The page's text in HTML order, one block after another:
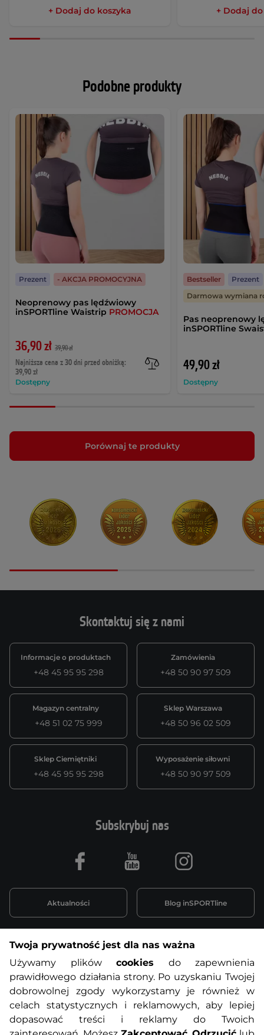
+ Dodaj do koszyka + Dodaj
Podobne produkty
Neoprenowy pas lędźwiowy
inSPORTline Waistrip PROMOCJA
36,90 zł 39,90 zł
Najniższa cena z 30 dni przed obniżką:
39,90 zł
Dostępny
Prezent - AKCJA PROMOCYJNA
Pas neoprenowy
inSPORTline
49,90 zł
Dostępny
Bestseller
Prezent
Darmowa wymiana
Porównaj te produkty
Skontaktuj się z nami
Informacje o produktach
+48 45 95 95 298
Zamówienia
+48 50 90 97 509
Magazyn centralny
+48 51 02 75 999
Sklep Warszawa
+48 50 96 02 509
Sklep Ciemiętniki
+48 45 95 95 298
Wyposażenie siłowni
+48 50 90 97 509
Informacje o zakupach
O nas Regulamin sklepu
Polityka prywatności Koszty przesyłek
Subskrybuj nas
Aktualności Blog inSPORTline
Facebook Youtube Instagram
Twoja prywatność jest dla nas ważna
Używamy plików cookies do zapewnienia
prawidłowego działania strony. Po uzyskaniu Twojej
dobrowolnej zgody wykorzystamy je również w
celach statystycznych i reklamowych, aby lepiej
dopasować treści i reklamy do Twoich